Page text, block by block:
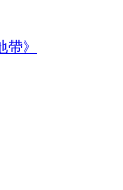
帶》